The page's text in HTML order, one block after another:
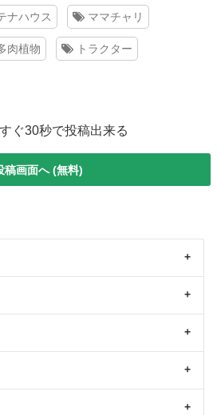
ナハウス ママチャリ
肉植物 トラクター
ぐ30秒で投稿出来る
稿画面へ (無料)